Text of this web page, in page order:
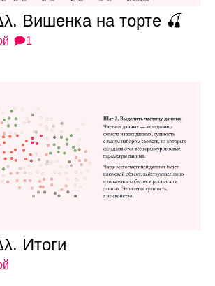
Вишенка на торте 🍒
🗩1
Итоги